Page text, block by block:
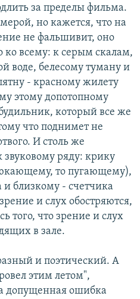
за пределы фильма.
но кажется, что на
не фальшивит, оно
ко всему: к серым скалам,
воде, белесому туману и
- красному жилету
этому допотопному
который все же
что поднимет не
И столь же
ряду: крику
то пугающему),
близкому - счетчика
и слух обостряются,
того, что зрение и слух
в зале.
и поэтический. А
этим летом",
допущенная ошибка